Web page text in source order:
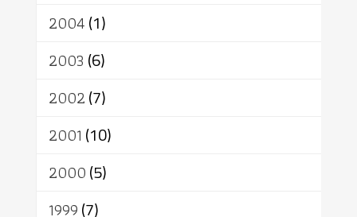
2004(1)
2003 (6)
2002(7)
2001 (10)
2000(5)
1999(7)